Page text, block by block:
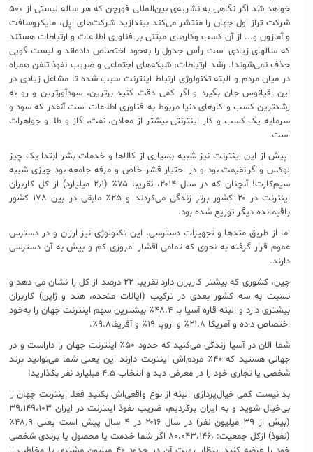
خواهد شد اگر نگاهی به نشریه‌ی بین‌المللی فورچن که هر ساله لیستی از ۵۰۰
شرکت تراز اول جهان را منتشر می‌کند بیندازید شرکت‌های اپل، مایکروسافت
و آمازون و... از آن کسب وکارهای مبتنی بر فناوری اطلاعات و ارتباطات هستند
که سالهای زیادی است رأس جدول را به‌خود اختصاص داده‌اند و لیست گویی
حذف نمی‌شوند!. رشد ارتباطات، شبکه‌های اجتماعی و ضریب نفوذ تلفن همراه
در میان مردم و البته تکنولوژی ارتباط اینترنت سبب شده تا مشاغل زیادی در
این اقیانوس جان بگیرد و اگر کمی دقت کنید برترین، سودآورترین و رو به
رشدترین کسب و کارهای دنیا مربوط به فناوری اطلاعات است آنقدر که سود و
سرمایه یک کسب و کار اینترنتی بیشتر از معادن، نفت، گاز و طلا و جواهرات
است.
پیش از این اینترنت نیز شبیه بسیاری از کالاها و خدمات بشر ابتدا یک چیز
لوکس و گرانقیمت بود و در اختیار قشر خاص و مرفه جامعه بود چیزی شبیه
سیم‌کارت! آنچنان که در سال ۲۰۱۴، تقریبا ۷۵٪ (۲٫۱ میلیارد) از کل کاربران
اینترنت در ۲۰ کشور برتر زندگی می‌کردند و ۲۵٪ مابقی در بین ۱۷۸ کشور
باقیمانده دیگر توزیع شده بود.
اما از طریق متدها و تجهیزات دسترسی، این تکنولوژی نیز ارزان و در دسترس
عموم قرار گرفته به نحوی که تمامی اقشار امروزی کم و بیش به آن دسترسی
دارند.
چین، کشوری که بیشتر کاربران دارد تقریبا ۲۲ درصد از کل را نشان می دهد و
نسبت به سه کشور بعدی در ترکیب (ایالات متحده، هند و ژاپن) کاربران
بیشتری دارد و البته قاره آسیا با ۴۸.۴٪ بیشترین سهم اینترنت جهان را به‌خود
اختصاص داده و آمریکا ۲۱.۸٪ و اروپا ۱۹٪ و آفریقا۹.۸٪.
شما الان در آسیا زندگی می‌کنید که حدود ۵۰٪ اینترنت جهان را داراست و در
جهانی هستید که ۴۰٪ مردم‌اش اینترنت دارند این یعنی شما می‌توانید برند
شخصی یا تجاری خود را در معرض دید و انتخاب ۴.۵ میلیارد نفر بگذارید!
بد نیست کمی خیال‌پردازی البته از نوع واقعی‌اش بکنید فعلا اینترنت جهان را
بی‌خیال‌ شوید و به ایران برگردیم، ضریب نفوذ اینترنت در ایران ۳۹،۱۴۹،۱۰۳
(بیش از ۳۹ میلیون نفر) در سال ۲۰۱۶ در ۴ سال پیش است یعنی ۴۸٫۹٪
(نفوذ) ازکل جمعیت: ۸۰،۰۴۳،۱۴۶٫ اگر شما خدمت یا محصول یا برندی شخصی